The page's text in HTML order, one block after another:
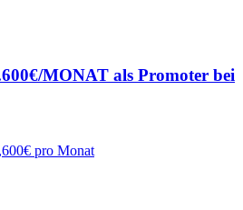
MONAT als Promoter bei
pro Monat